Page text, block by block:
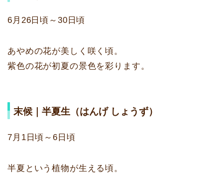
6月26日頃～30日頃
あやめの花が美しく咲く頃。
紫色の花が初夏の景色を彩ります。
末候｜半夏生（はんげ しょうず）
7月1日頃～6日頃
半夏という植物が生える頃。